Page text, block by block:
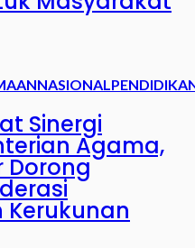
NASIONAL
Sinergi
Agama,
Dorong